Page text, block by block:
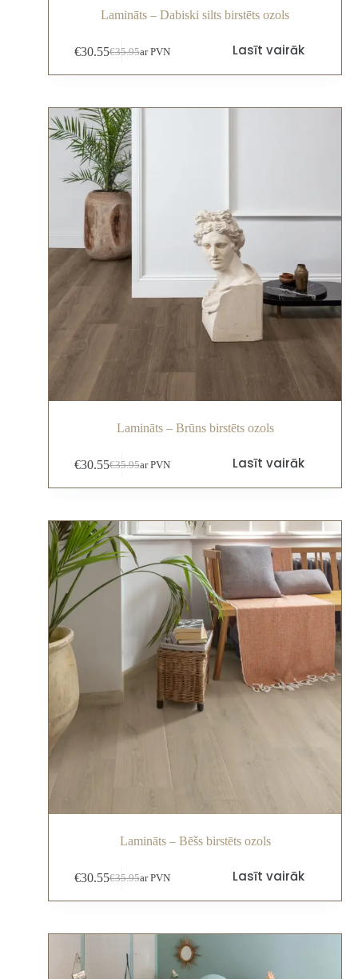
Lamināts – Dabiski silts birstēts ozols
€35.95
€30.55 ar PVN Lasīt vairāk
Lamināts – Brūns birstēts ozols
€35.95
€30.55 ar PVN Lasīt vairāk
Lamināts – Bēšs birstēts ozols
€35.95
€30.55 ar PVN Lasīt vairāk